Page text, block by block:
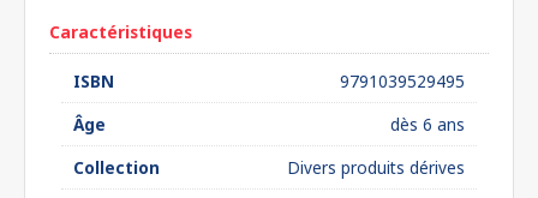
Caractéristiques
ISBN
9791039529495
Âge
dès 6 ans
Collection
Divers produits dérives